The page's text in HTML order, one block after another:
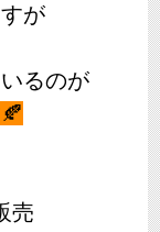
が
るのが
売